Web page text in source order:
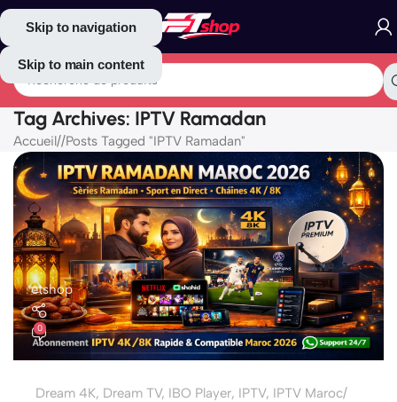
Skip to navigation
Skip to main content
Tag Archives: IPTV Ramadan
Accueil/ Posts Tagged "IPTV Ramadan"
etshop
0
Dream 4K, Dream TV, IBO Player, IPTV, IPTV Maroc